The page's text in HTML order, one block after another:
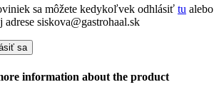
sa môžete kedykoľvek odhlásiť tu alebo
siskova@gastrohaal.sk
sa
information about the product